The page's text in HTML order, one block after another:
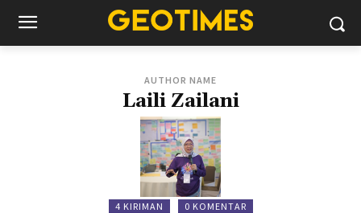
AUTHOR NAME
Laili Zailani
4 KIRIMAN 0 KOMENTAR